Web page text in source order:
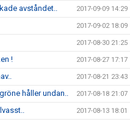
avståndet.. 2017-09-09 14:29
2017-09-02 18:09
2017-08-30 21:25
! 2017-08-27 17:17
2017-08-21 23:43
håller undan.. 2017-08-18 21:07
2017-08-13 18:01